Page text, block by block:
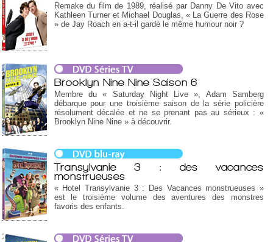
Remake du film de 1989, réalisé par Danny De Vito avec
Kathleen Turner et Michael Douglas, « La Guerre des Rose
» de Jay Roach en a-t-il gardé le même humour noir ?
Brooklyn Nine Nine Saison 6
Membre du « Saturday Night Live », Adam Samberg
débarque pour une troisième saison de la série policière
résolument décalée et ne se prenant pas au sérieux : «
Brooklyn Nine Nine » à découvrir.
Transylvanie 3 : des vacances
monstrueuses
« Hotel Transylvanie 3 : Des Vacances monstrueuses »
est le troisième volume des aventures des monstres
favoris des enfants.